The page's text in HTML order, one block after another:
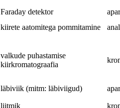
Faraday detektor
kiirete aatomitega pommitamine
valkude puhastamise
kiirkromatograafia
läbiviik (mitm: läbiviigud)
liitmik